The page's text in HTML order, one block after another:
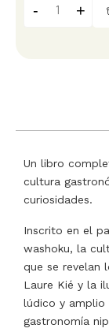
- +
Un libro
cultura
curiosidades.
Inscrito en el
washoku, la
que se revelan
Laure Kié y la
lúdico y amplio
gastronomía